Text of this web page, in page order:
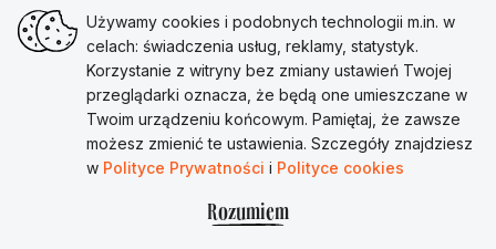
Używamy cookies i podobnych technologii m.in. w
celach: świadczenia usług, reklamy, statystyk.
Korzystanie z witryny bez zmiany ustawień Twojej
przeglądarki oznacza, że będą one umieszczane w
Twoim urządzeniu końcowym. Pamiętaj, że zawsze
możesz zmienić te ustawienia. Szczegóły znajdziesz
w Polityce Prywatności i Polityce cookies
Rozumiem